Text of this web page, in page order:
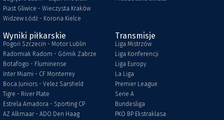
Piast Gliwice - Wieczysta Kraków
Widzew Łódź - Korona Kielce
Wyniki piłkarskie
Pogoń Szczecin - Motor Lublin
Radomiak Radom - Górnik Zabrze
Botafogo - Fluminense
Inter Miami - CF Monterrey
Boca Juniors - Velez Sarsfield
Tigre - River Plate
Estrela Amadora - Sporting CP
AZ Alkmaar - ADO Den Haag
Transmisje
Liga Mistrzów
Liga Konferencji
Liga Europy
La Liga
Premier League
Serie A
Bundesliga
PKO BP Ekstraklasa